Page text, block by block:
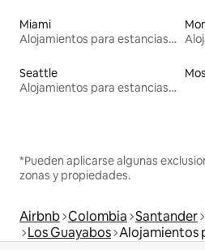
Miami
Alojamientos para estancias largas
Seattle
Alojamientos para estancias largas
*Pueden aplicarse algunas
zonas y propiedades.
Airbnb Colombia Santander
Los Guayabos Alojamientos